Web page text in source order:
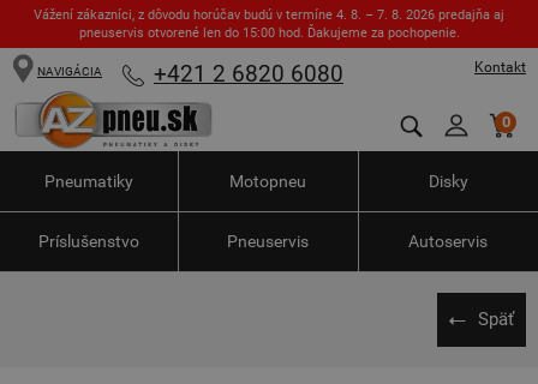
Vážení zákazníci, z dôvodu horúčav budú v termíne 4. 8. – 7. 8. 2026 predajňa aj
pneuservis otvorené len do 15:00 hod. Ďakujeme za pochopenie.
Kontakt
NAVIGÁCIA +421 2 6820 6080
0
Pneumatiky Motopneu Disky
Príslušenstvo Pneuservis Autoservis
Späť